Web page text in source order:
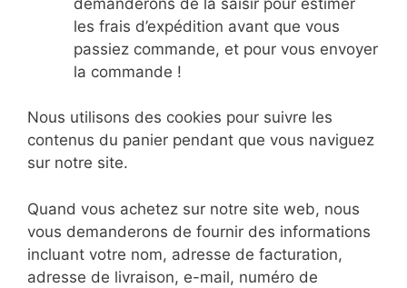
les frais d’expédition avant que vous
passiez commande, et pour vous envoyer
la commande !
Nous utilisons des cookies pour suivre les
contenus du panier pendant que vous naviguez
sur notre site.
Quand vous achetez sur notre site web, nous
vous demanderons de fournir des informations
incluant votre nom, adresse de facturation,
adresse de livraison, e-mail, numéro de